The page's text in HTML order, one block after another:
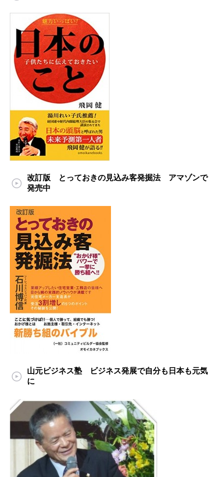
改訂版 とっておきの見込み客発掘法 アマゾンで
発売中
山元ビジネス塾 ビジネス発展で自分も日本も元気
に